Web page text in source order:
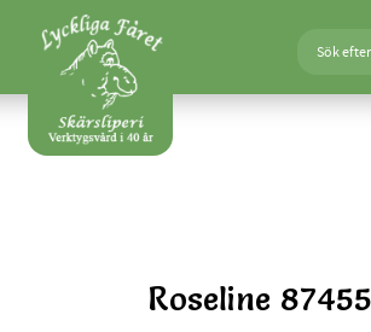
Roseline